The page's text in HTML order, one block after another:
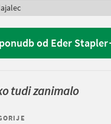
od Eder Stapler
tudi zanimalo